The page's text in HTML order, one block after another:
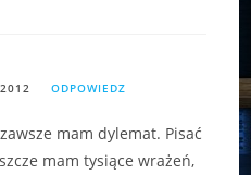
ODPOWIEDZ
mam dylemat. Pisać
mam tysiące wrażeń,